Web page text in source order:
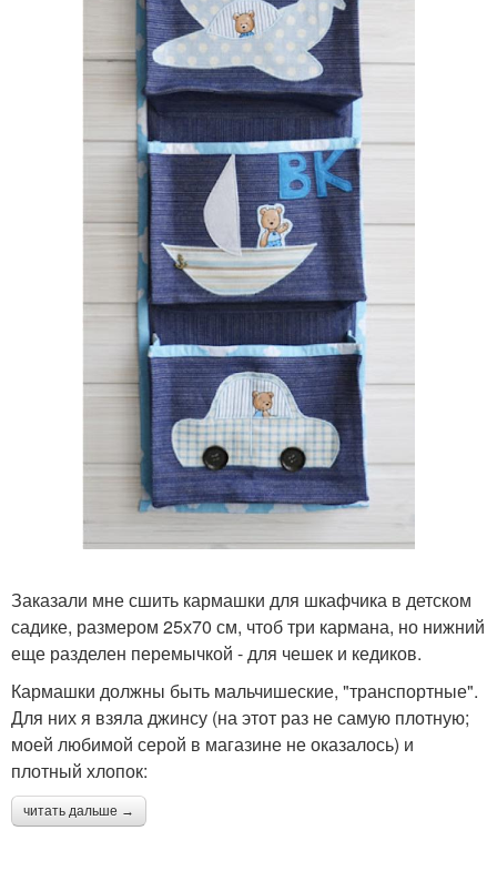
Заказали мне сшить кармашки для шкафчика в детском
садике, размером 25х70 см, чтоб три кармана, но нижний
еще разделен перемычкой - для чешек и кедиков.
Кармашки должны быть мальчишеские, "транспортные".
Для них я взяла джинсу (на этот раз не самую плотную;
моей любимой серой в магазине не оказалось) и
плотный хлопок:
читать дальше →